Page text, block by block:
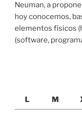
Neuman, a
hoy conocemos,
elementos físicos
(software,
L
M